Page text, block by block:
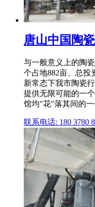
唐山中国陶
与一般意义上的陶
个占地882亩、总投
新常态下我市陶瓷
提供无限可能的一
馆均"花"落其间的一
联系电话: 180 3780